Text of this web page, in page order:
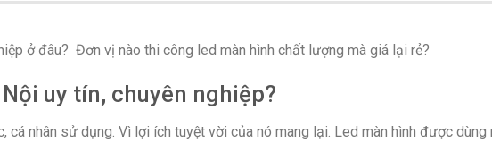
ở đâu? Đơn vị nào thi công led màn hình chất lượng mà giá lại rẻ?
uy tín, chuyên nghiệp?
cá nhân sử dụng. Vì lợi ích tuyệt vời của nó mang lại. Led màn hình được dùng